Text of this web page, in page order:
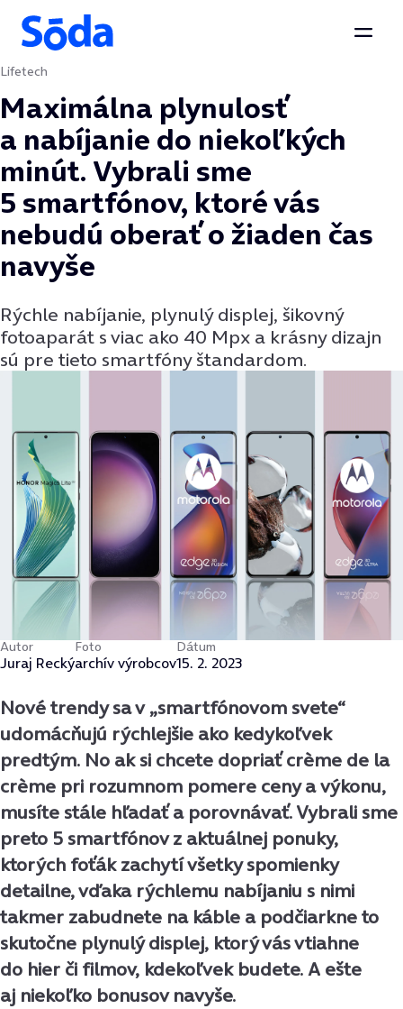
Preskočiť na obsah
Lifetech
Maximálna plynulosť
a nabíjanie do niekoľkých
minút. Vybrali sme
5 smartfónov, ktoré vás
nebudú oberať o žiaden čas
navyše
Rýchle nabíjanie, plynulý displej, šikovný
fotoaparát s viac ako 40 Mpx a krásny dizajn
sú pre tieto smartfóny štandardom.
Autor
Juraj Recký
Foto
archív výrobcov
Dátum
15. 2. 2023
Nové trendy sa v„smartfónovom svete“
udomácňujú rýchlejšie ako kedykoľvek
predtým. No ak si chcete dopriať crème de la
crème pri rozumnom pomere ceny a výkonu,
musíte stále hľadať a porovnávať. Vybrali sme
preto 5 smartfónov z aktuálnej ponuky,
ktorých foťák zachytí všetky spomienky
detailne, vďaka rýchlemu nabíjaniu s nimi
takmer zabudnete na káble a podčiarkne to
skutočne plynulý displej, ktorý vás vtiahne
do hier či filmov, kdekoľvek budete. A ešte
aj niekoľko bonusov navyše.